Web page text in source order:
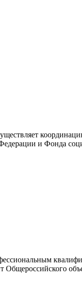
и Фонда
Общероссийского